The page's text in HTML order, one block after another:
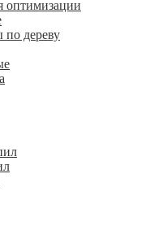
оптимизации
дереву